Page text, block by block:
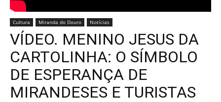
Cultura Miranda do Douro Notícias
VÍDEO. MENINO JESUS DA
CARTOLINHA: O SÍMBOLO
DE ESPERANÇA DE
MIRANDESES E TURISTAS